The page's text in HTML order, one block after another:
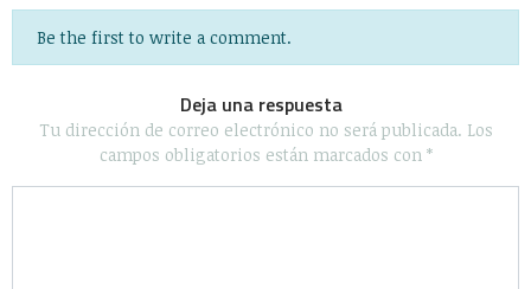
Be the first to write a comment.
Deja una respuesta
Tu dirección de correo electrónico no será publicada. Los
campos obligatorios están marcados con *